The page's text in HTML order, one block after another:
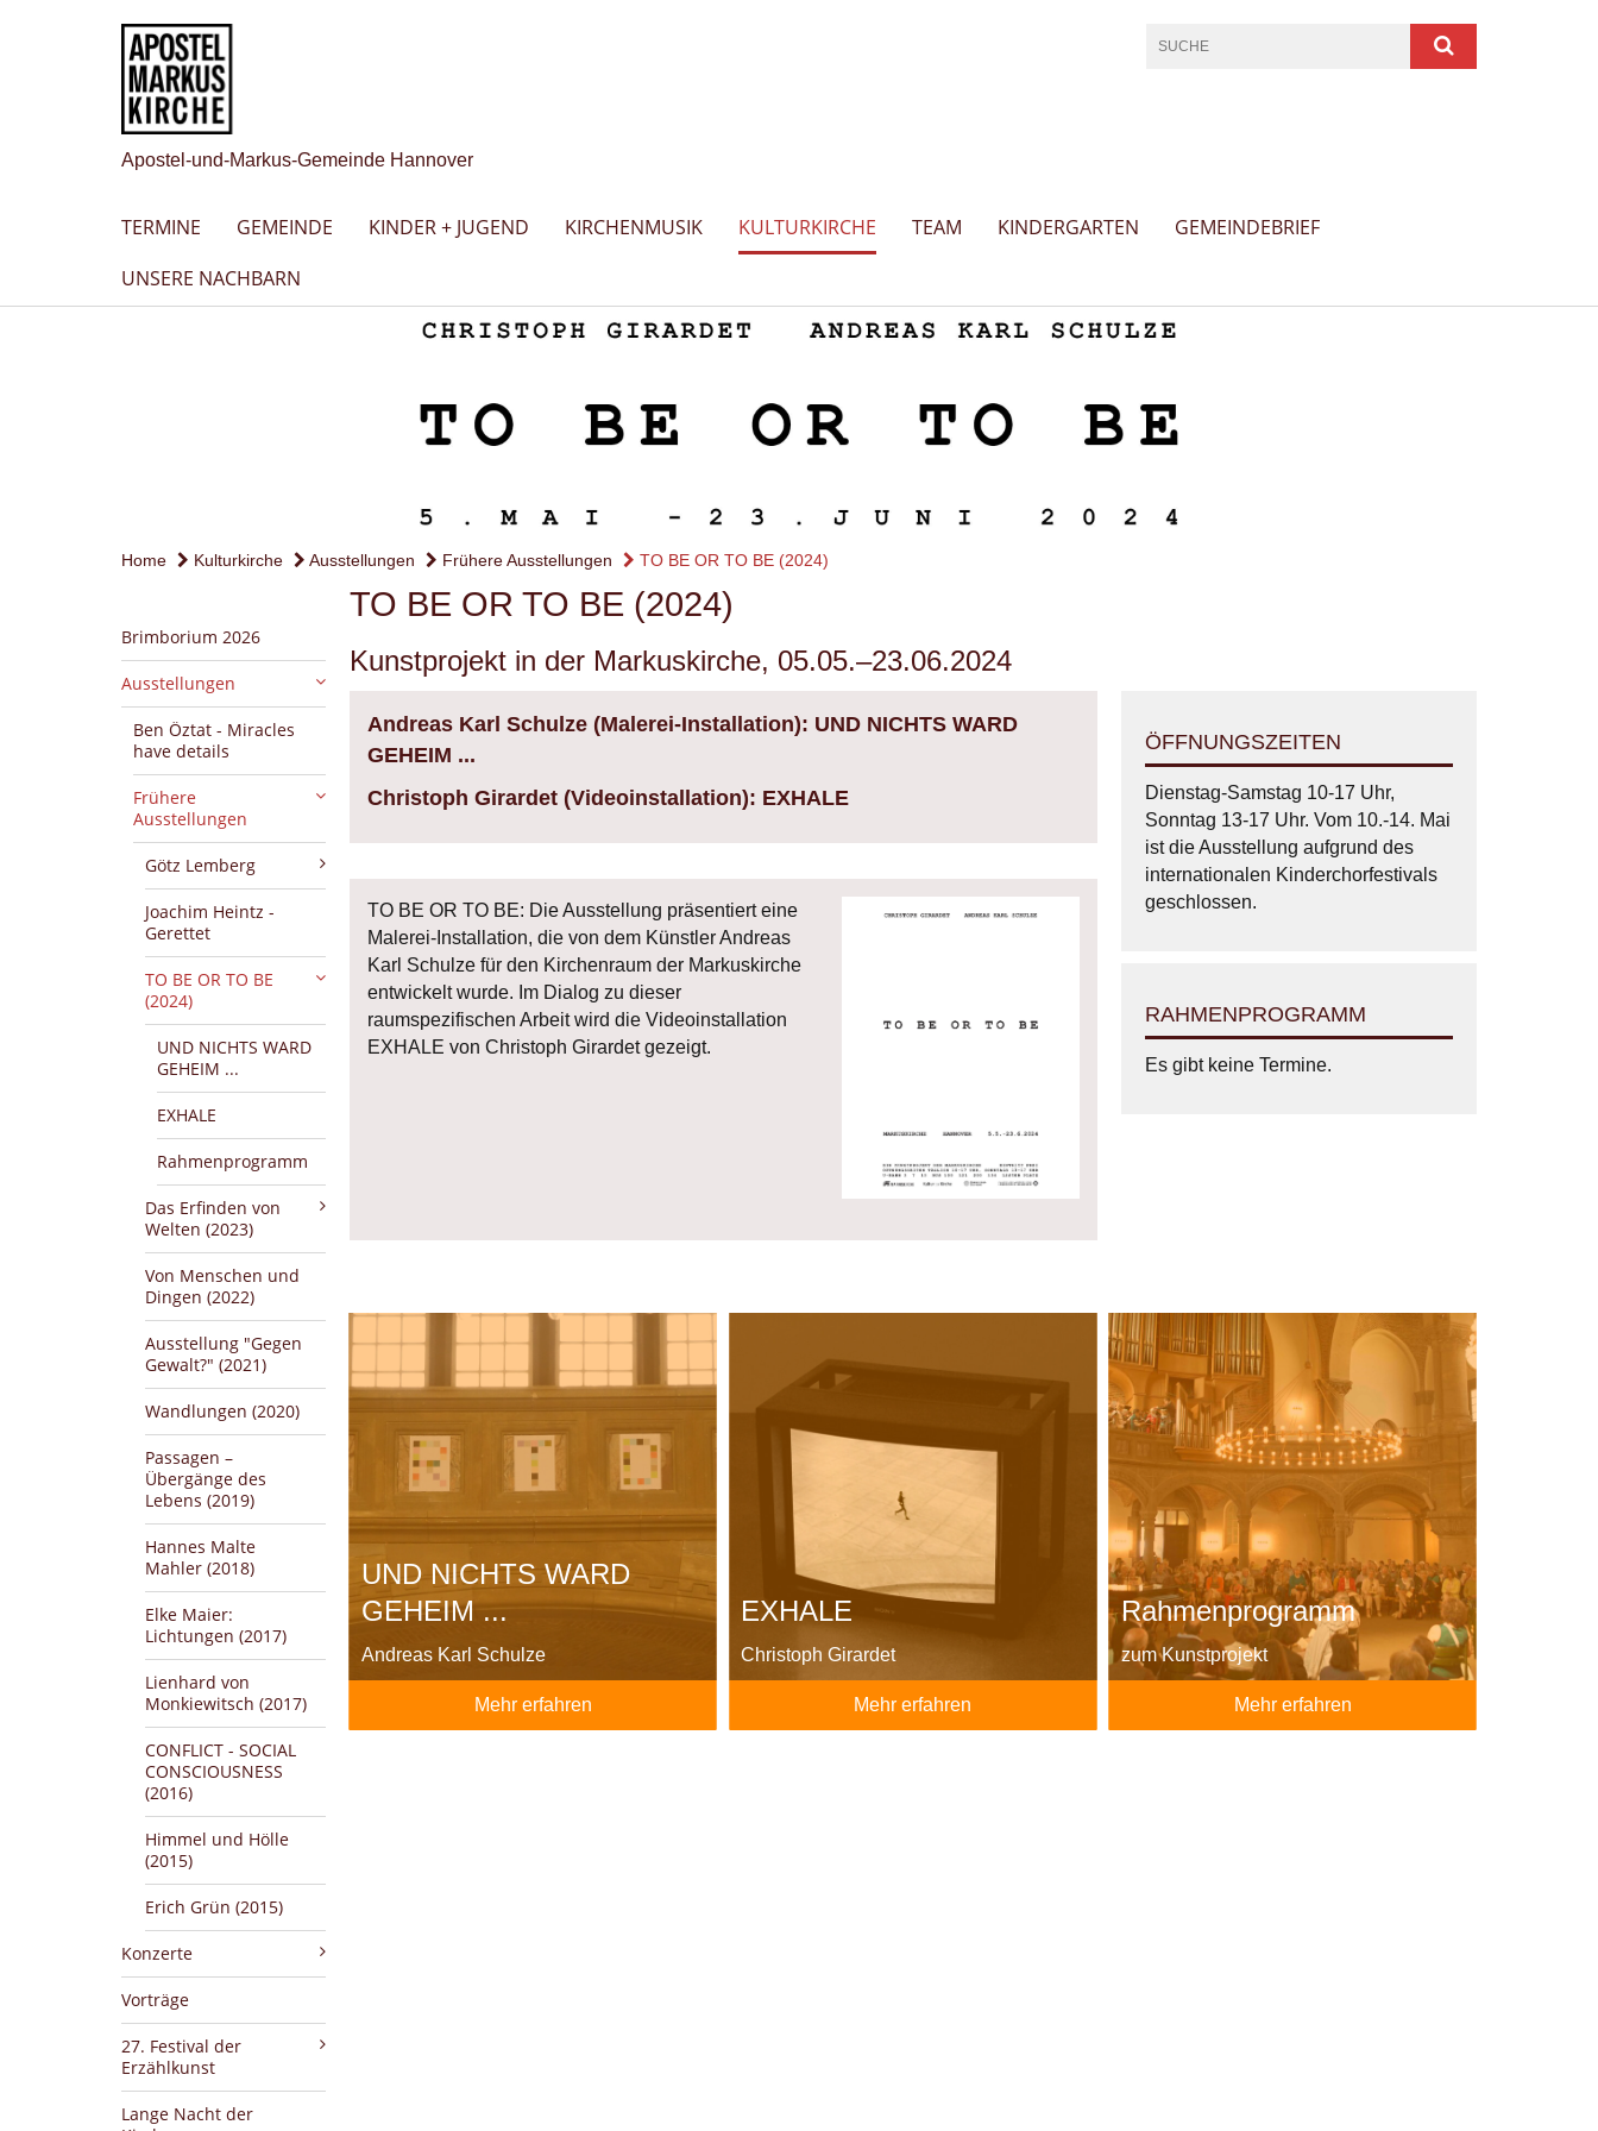
Apostel-und-Markus-Gemeinde Hannover
TERMINE GEMEINDE KINDER + JUGEND KIRCHENMUSIK KULTURKIRCHE TEAM KINDERGARTEN
GEMEINDEBRIEF
UNSERE NACHBARN
Home Kulturkirche Ausstellungen Frühere Ausstellungen TO BE OR TO BE (2024)
Brimborium 2026
Ausstellungen
Ben Öztat - Miracles
have details
Frühere
Ausstellungen
Götz Lemberg
Joachim Heintz -
Gerettet
TO BE OR TO BE
(2024)
UND NICHTS WARD
GEHEIM ...
EXHALE
Rahmenprogramm
Das Erfinden von
Welten (2023)
Von Menschen und
Dingen (2022)
Ausstellung "Gegen
Gewalt?" (2021)
Wandlungen (2020)
Passagen –
Übergänge des
Lebens (2019)
Hannes Malte
Mahler (2018)
Elke Maier:
Lichtungen (2017)
Lienhard von
Monkiewitsch (2017)
CONFLICT - SOCIAL
CONSCIOUSNESS
(2016)
Himmel und Hölle
(2015)
Erich Grün (2015)
Konzerte
Vorträge
27. Festival der
Erzählkunst
Lange Nacht der
TO BE OR TO BE (2024)
Kunstprojekt in der Markuskirche, 05.05.–23.06.2024
Andreas Karl Schulze (Malerei-Installation): UND NICHTS WARD
GEHEIM ...
Christoph Girardet (Videoinstallation): EXHALE
TO BE OR TO BE: Die Ausstellung präsentiert eine
Malerei-Installation, die von dem Künstler Andreas
Karl Schulze für den Kirchenraum der Markuskirche
entwickelt wurde. Im Dialog zu dieser
raumspezifischen Arbeit wird die Videoinstallation
EXHALE von Christoph Girardet gezeigt.
ÖFFNUNGSZEITEN
Dienstag-Samstag 10-17 Uhr,
Sonntag 13-17 Uhr. Vom 10.-14. Mai
ist die Ausstellung aufgrund des
internationalen Kinderchorfestivals
geschlossen.
RAHMENPROGRAMM
Es gibt keine Termine.
UND NICHTS WARD
GEHEIM ...
Andreas Karl Schulze
Mehr erfahren
EXHALE
Christoph Girardet
Mehr erfahren
Rahmenprogramm
zum Kunstprojekt
Mehr erfahren